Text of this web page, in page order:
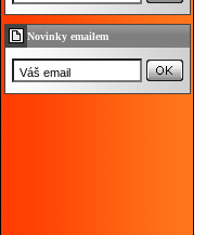
Novinky emailem